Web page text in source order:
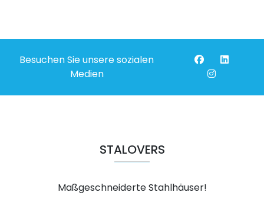
Besuchen Sie unsere sozialen
Medien
STALOVERS
Maßgeschneiderte Stahlhäuser!